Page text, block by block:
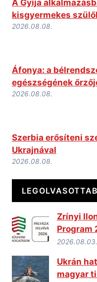
A Gyija
kisgyermekes
2026.08.08.
Áfonya: a
egészségének
2026.08.08.
Szerbia erősíteni
Ukrajnával
2026.08.08.
Zrínyi
Program
Ukrán
magyar